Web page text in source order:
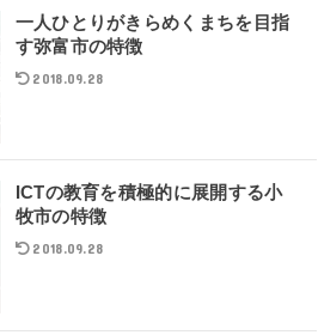
一人ひとりがきらめくまちを目指
す弥富市の特徴
2018.09.28
ICTの教育を積極的に展開する小
牧市の特徴
2018.09.28